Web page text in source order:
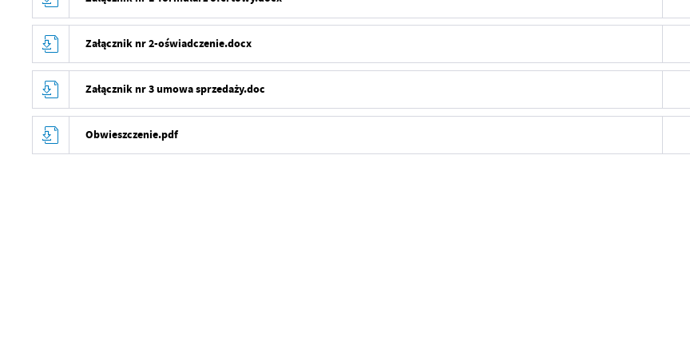
Załącznik nr 2-oświadczenie.docx
Załącznik nr 3 umowa sprzedaży.doc
Obwieszczenie.pdf